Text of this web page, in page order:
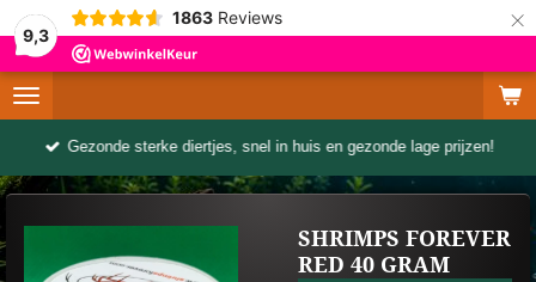
9,3
1863 Reviews ×
Gezonde sterke diertjes, snel in huis en gezonde lage prijzen!
SHRIMPS FOREVER
RED 40 GRAM